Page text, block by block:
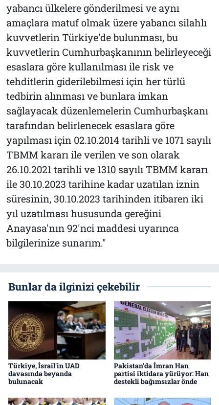
yabancı ülkelere gönderilmesi ve aynı
amaçlara matuf olmak üzere yabancı silahlı
kuvvetlerin Türkiye'de bulunması, bu
kuvvetlerin Cumhurbaşkanının belirleyeceği
esaslara göre kullanılması ile risk ve
tehditlerin giderilebilmesi için her türlü
tedbirin alınması ve bunlara imkan
sağlayacak düzenlemelerin Cumhurbaşkanı
tarafından belirlenecek esaslara göre
yapılması için 02.10.2014 tarihli ve 1071 sayılı
TBMM kararı ile verilen ve son olarak
26.10.2021 tarihli ve 1310 sayılı TBMM kararı
ile 30.10.2023 tarihine kadar uzatılan iznin
süresinin, 30.10.2023 tarihinden itibaren iki
yıl uzatılması hususunda gereğini
Anayasa'nın 92'nci maddesi uyarınca
bilgilerinize sunarım."
Bunlar da ilginizi çekebilir
Türkiye, İsrail'in UAD
davasında beyanda
bulunacak
Pakistan'da İmran Han
partisi iktidara yürüyor: Han
destekli bağımsızlar önde